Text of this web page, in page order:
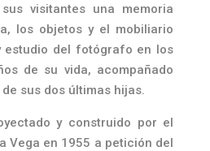
visitantes una memoria
los objetos y el mobiliario
estudio del fotógrafo en los
de su vida, acompañado
sus dos últimas hijas.
y construido por el
Vega en 1955 a petición del